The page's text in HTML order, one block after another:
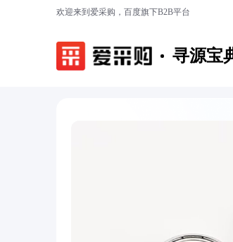
欢迎来到爱采购，百度旗下B2B平台
寻源宝